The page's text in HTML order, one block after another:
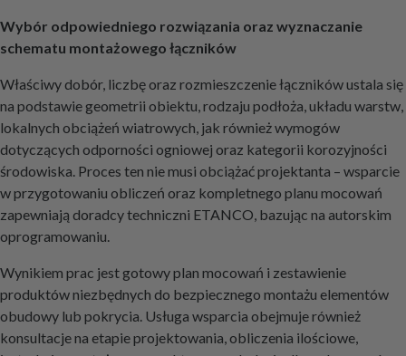
Wybór odpowiedniego rozwiązania oraz wyznaczanie
schematu montażowego łączników
Właściwy dobór, liczbę oraz rozmieszczenie łączników ustala się
na podstawie geometrii obiektu, rodzaju podłoża, układu warstw,
lokalnych obciążeń wiatrowych, jak również wymogów
dotyczących odporności ogniowej oraz kategorii korozyjności
środowiska. Proces ten nie musi obciążać projektanta – wsparcie
w przygotowaniu obliczeń oraz kompletnego planu mocowań
zapewniają doradcy techniczni ETANCO, bazując na autorskim
oprogramowaniu.
Wynikiem prac jest gotowy plan mocowań i zestawienie
produktów niezbędnych do bezpiecznego montażu elementów
obudowy lub pokrycia. Usługa wsparcia obejmuje również
konsultacje na etapie projektowania, obliczenia ilościowe,